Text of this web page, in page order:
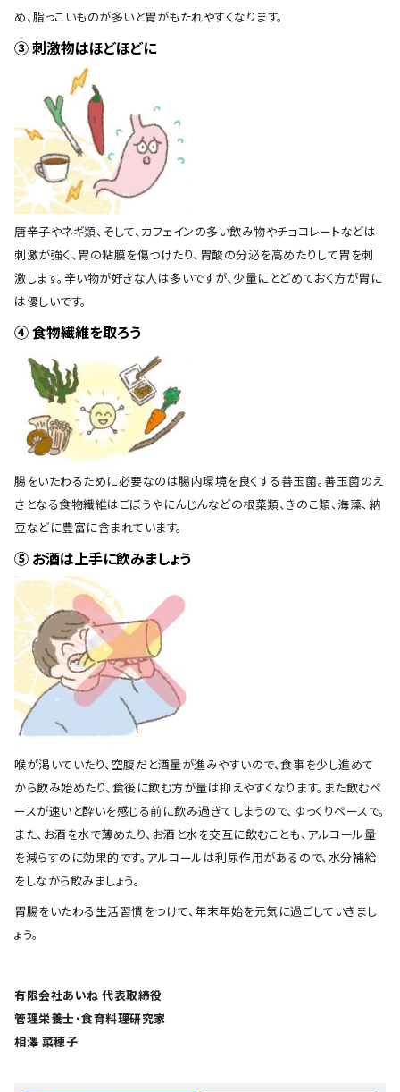
め、脂っこいものが多いと胃がもたれやすくなります。
③ 刺激物はほどほどに
唐辛子やネギ類、そして、カフェインの多い飲み物やチョコレートなどは
刺激が強く、胃の粘膜を傷つけたり、胃酸の分泌を高めたりして胃を刺
激します。辛い物が好きな人は多いですが、少量にとどめておく方が胃に
は優しいです。
④ 食物繊維を取ろう
腸をいたわるために必要なのは腸内環境を良くする善玉菌。善玉菌のえ
さとなる食物繊維はごぼうやにんじんなどの根菜類、きのこ類、海藻、納
豆などに豊富に含まれています。
⑤ お酒は上手に飲みましょう
喉が渇いていたり、空腹だと酒量が進みやすいので、食事を少し進めて
から飲み始めたり、食後に飲む方が量は抑えやすくなります。また飲むペ
ースが速いと酔いを感じる前に飲み過ぎてしまうので、ゆっくりペースで。
また、お酒を水で薄めたり、お酒と水を交互に飲むことも、アルコール量
を減らすのに効果的です。アルコールは利尿作用があるので、水分補給
をしながら飲みましょう。
胃腸をいたわる生活習慣をつけて、年末年始を元気に過ごしていきまし
ょう。
有限会社あいね 代表取締役
管理栄養士・食育料理研究家
相澤 菜穂子